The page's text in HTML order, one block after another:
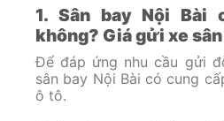
1. Sân bay Nội
không? Giá gửi xe
Để đáp ứng nhu cầu gửi
sân bay Nội Bài có cung
ô tô.